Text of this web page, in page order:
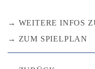
WEITERE INFOS
ZUM SPIELPLAN